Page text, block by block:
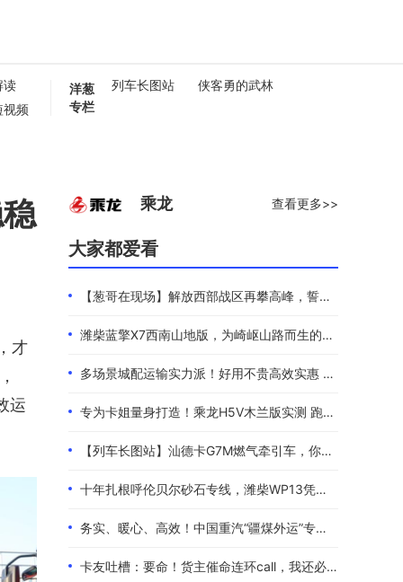
读
视频
洋葱
专栏
列车长图站 侠客勇的武林
才
运
乘龙 查看更多>>
大家都爱看
【葱哥在现场】解放西部战区再攀高峰，誓夺全年4.4万辆
潍柴蓝擎X7西南山地版，为崎岖山路而生的高效物流伙伴
多场景城配运输实力派！好用不贵高效实惠 101度4米2选蓝擎EHMAX
专为卡姐量身打造！乘龙H5V木兰版实测 跑长途的糟心事全都解决了
【列车长图站】汕德卡G7M燃气牵引车，你是来“搅局”的吧？
十年扎根呼伦贝尔砂石专线，潍柴WP13凭硬核实力伴80后卡友创收增收
务实、暖心、高效！中国重汽“疆煤外运”专属服务政策体验报告
卡友吐槽：要命！货主催命连环call，我还必须四小时歇一次！